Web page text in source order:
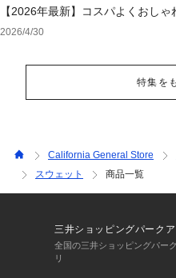
【2026年最新】コスパよくおし
トおすすめブランド特集
2026/4/30
特集を
California General Store
スウェット
商品一覧
三井ショッピングパークア
全国の三井ショッピングパー
リ